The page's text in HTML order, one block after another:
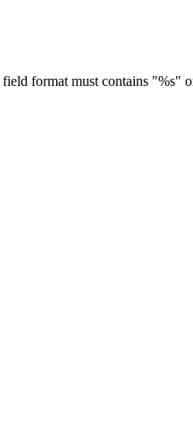
field format must contains "%s"